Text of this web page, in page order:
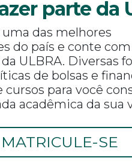
parte da
das melhores
do país e conte
ULBRA. Diversas
de bolsas e
cursos para você
acadêmica da sua
MATRICULE-SE